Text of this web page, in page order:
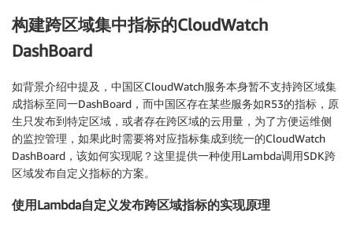
构建跨区域集中指标的CloudWatch
DashBoard
如背景介绍中提及，中国区CloudWatch服务本身暂不支持跨区域集
成指标至同一DashBoard，而中国区存在某些服务如R53的指标，原
生只发布到特定区域，或者存在跨区域的云用量，为了方便运维侧
的监控管理，如果此时需要将对应指标集成到统一的CloudWatch
DashBoard，该如何实现呢？这里提供一种使用Lambda调用SDK跨
区域发布自定义指标的方案。
使用Lambda自定义发布跨区域指标的实现原理